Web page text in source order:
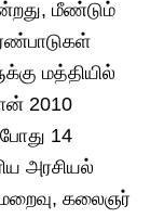
மீண்டும்
மத்தியில்
2010
14
அரசியல்
மறைவு, கலைஞர்